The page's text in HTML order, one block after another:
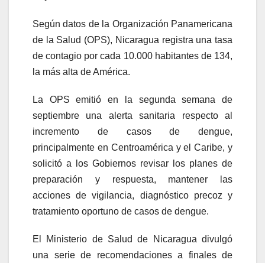
Según datos de la Organización Panamericana
de la Salud (OPS), Nicaragua registra una tasa
de contagio por cada 10.000 habitantes de 134,
la más alta de América.
La OPS emitió en la segunda semana de
septiembre una alerta sanitaria respecto al
incremento de casos de dengue,
principalmente en Centroamérica y el Caribe, y
solicitó a los Gobiernos revisar los planes de
preparación y respuesta, mantener las
acciones de vigilancia, diagnóstico precoz y
tratamiento oportuno de casos de dengue.
El Ministerio de Salud de Nicaragua divulgó
una serie de recomendaciones a finales de